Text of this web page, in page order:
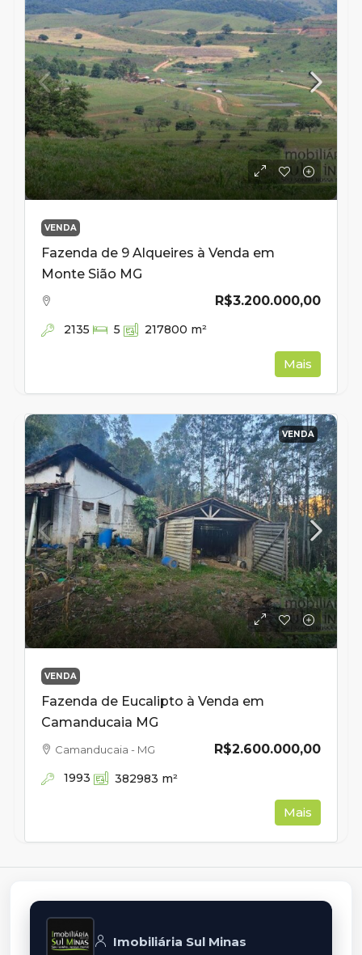
VENDA
Fazenda de 9 Alqueires à Venda em
Monte Sião MG
R$3.200.000,00
2135 5 217800 m²
Mais
VENDA
VENDA
Fazenda de Eucalipto à Venda em
Camanducaia MG
R$2.600.000,00
Camanducaia - MG
1993 382983 m²
Mais
Imobiliária Sul Minas